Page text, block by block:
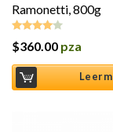
Ramonetti, 800g
Valorado
de 5
$360.00 pza
Leer